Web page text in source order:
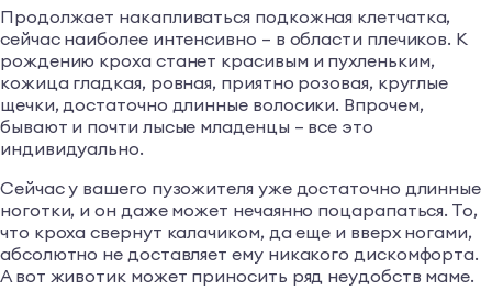
Продолжает накапливаться подкожная клетчатка,
сейчас наиболее интенсивно – в области плечиков. К
рождению кроха станет красивым и пухленьким,
кожица гладкая, ровная, приятно розовая, круглые
щечки, достаточно длинные волосики. Впрочем,
бывают и почти лысые младенцы – все это
индивидуально.
Сейчас у вашего пузожителя уже достаточно длинные
ноготки, и он даже может нечаянно поцарапаться. То,
что кроха свернут калачиком, да еще и вверх ногами,
абсолютно не доставляет ему никакого дискомфорта.
А вот животик может приносить ряд неудобств маме.